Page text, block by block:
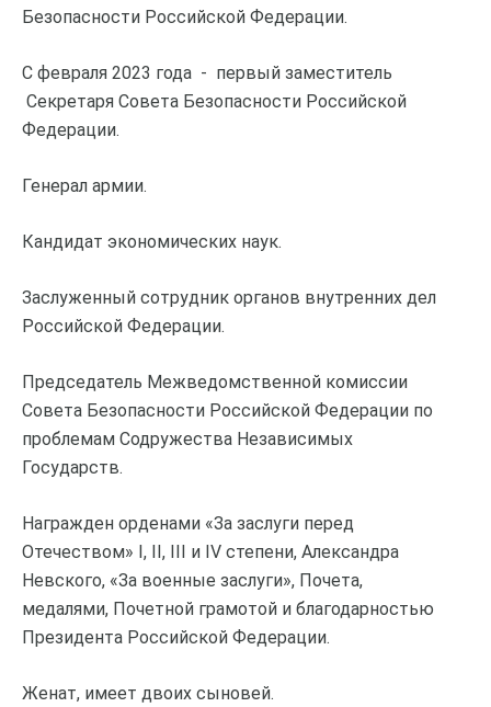
Безопасности Российской Федерации.
С февраля 2023 года - первый заместитель
Секретаря Совета Безопасности Российской
Федерации.
Генерал армии.
Кандидат экономических наук.
Заслуженный сотрудник органов внутренних дел
Российской Федерации.
Председатель Межведомственной комиссии
Совета Безопасности Российской Федерации по
проблемам Содружества Независимых
Государств.
Награжден орденами «За заслуги перед
Отечеством» I, II, III и IV степени, Александра
Невского, «За военные заслуги», Почета,
медалями, Почетной грамотой и благодарностью
Президента Российской Федерации.
Женат, имеет двоих сыновей.